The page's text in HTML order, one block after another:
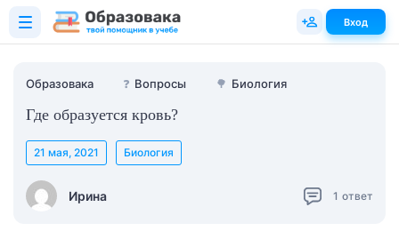
Образовака ❓ Вопросы 🌳 Биология
Где образуется кровь?
Ирина
21 мая, 2021 Биология
1 ответ
Вход